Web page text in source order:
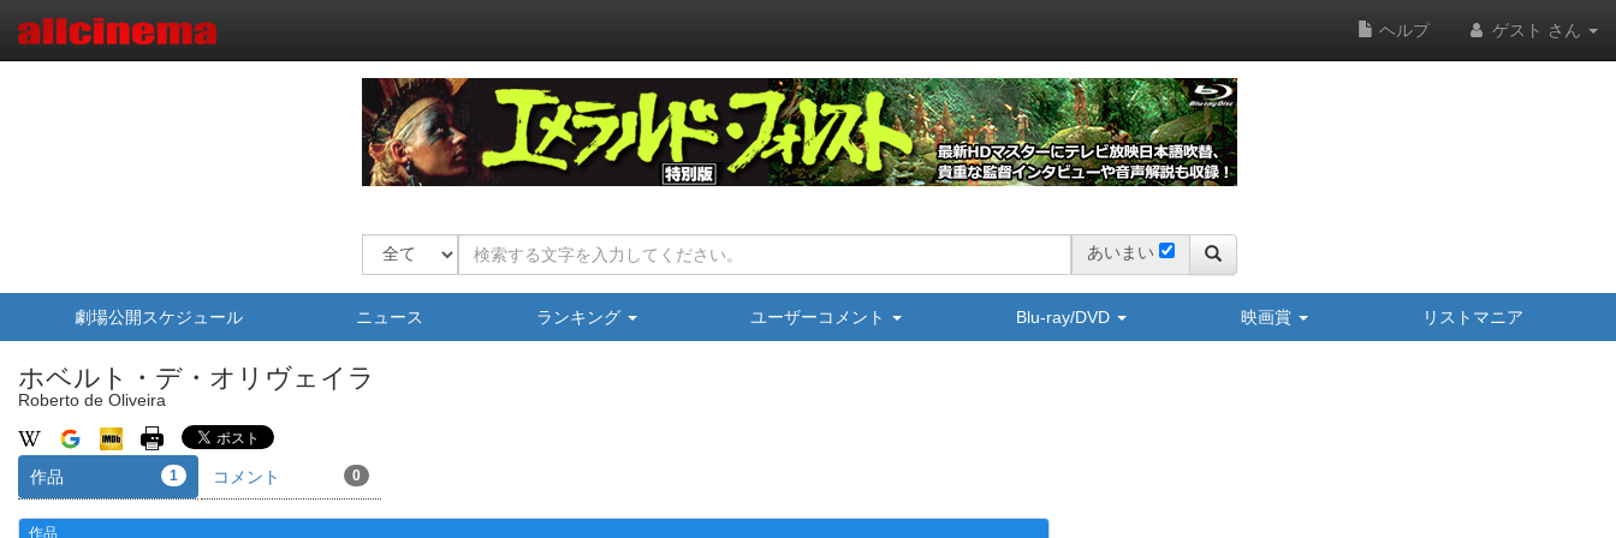
ヘルプ ゲスト さん
あいまい
劇場公開スケジュール ニュース ランキング ユーザーコメント Blu-ray/DVD 映画賞 リストマニア
ホベルト・デ・オリヴェイラ
Roberto de Oliveira
作品 1 コメント 0
作品